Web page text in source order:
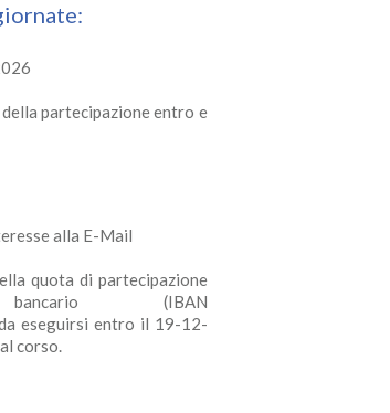
partecipazione entro e
alla E-Mail
quota di partecipazione
(IBAN
eseguirsi entro il 19-12-
corso.